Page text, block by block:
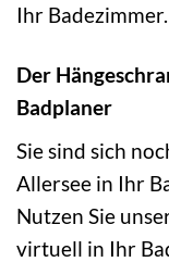
Ihr Badezimmer.
Der
Badplaner
Sie sind sich
Allersee in Ihr
Nutzen Sie
virtuell in Ihr